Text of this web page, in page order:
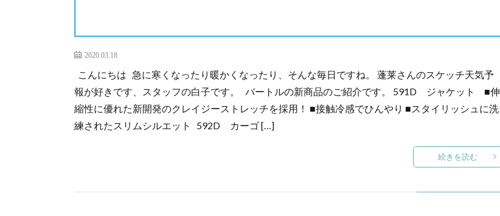
2020.03.18
こんにちは 急に寒くなったり暖かくなったり、そんな毎日ですね。 蓬莱さんのスケッチ天気予
報が好きです、スタッフの白子です。 バートルの新商品のご紹介です。 591D ジャケット ■伸
縮性に優れた新開発のクレイジーストレッチを採用！ ■接触冷感でひんやり ■スタイリッシュに洗
練されたスリムシルエット 592D カーゴ […]
続きを読む